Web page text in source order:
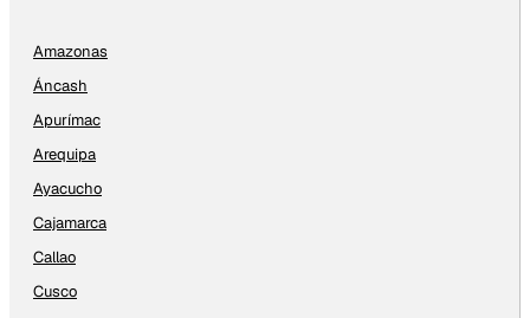
Amazonas
Áncash
Apurímac
Arequipa
Ayacucho
Cajamarca
Callao
Cusco